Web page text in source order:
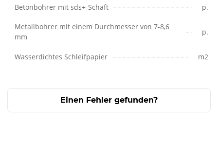
Betonbohrer mit sds+-Schaft p.
Metallbohrer mit einem Durchmesser von 7-8,6
mm
p.
Wasserdichtes Schleifpapier m2
Einen Fehler gefunden?